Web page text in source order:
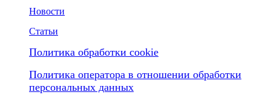
Новости
Статьи
Политика обработки cookie
Политика оператора в отношении обработки
персональных данных